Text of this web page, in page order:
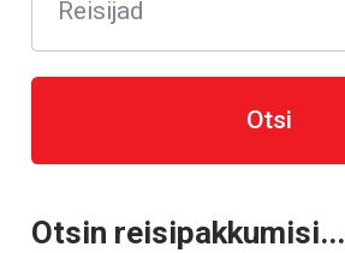
Reisijad
Otsi
Otsin reisipakkumisi...